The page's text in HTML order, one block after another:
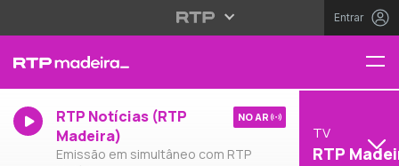
Entrar
RTP Notícias (RTP
Madeira)
Emissão em simultâneo com RTP
NO AR
TV
RTP